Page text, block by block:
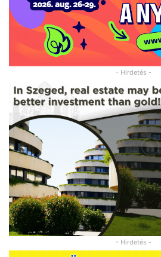
- Hirdetés -
- Hirdetés -